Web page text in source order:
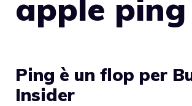
apple ping
Ping è un flop per
Insider